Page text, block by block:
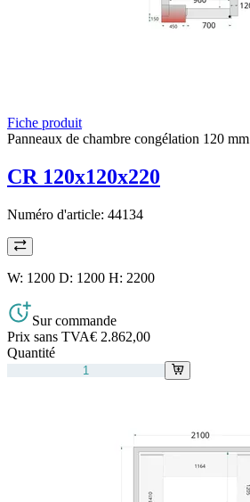
Fiche produit
Panneaux de chambre congélation 120 mm
CR 120x120x220
Numéro d'article: 44134
W: 1200 D: 1200 H: 2200
Sur commande
Prix sans TVA€ 2.862,00
Quantité